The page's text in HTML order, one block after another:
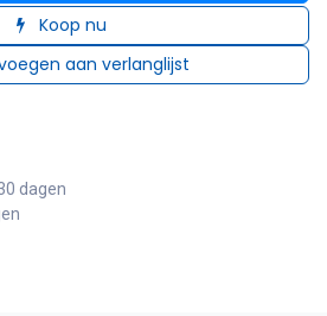
Koop nu
aan verlanglijst
dagen